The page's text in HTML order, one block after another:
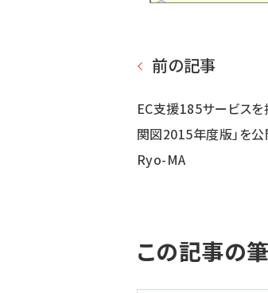
前の記事
EC支援185サービスを
関図2015年度版」を公
Ryo-MA
この記事の